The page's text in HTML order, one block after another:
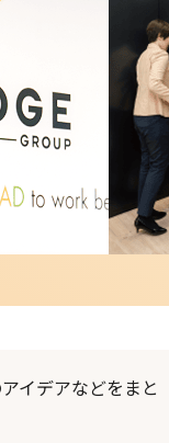
イデアなどをまと